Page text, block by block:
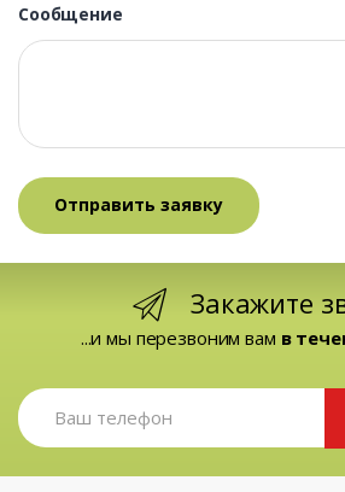
Сообщение
Закажите
...и мы перезвоним вам в